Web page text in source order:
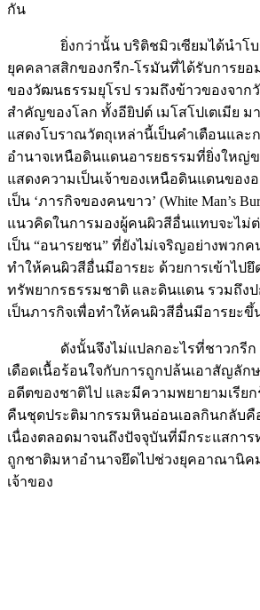
กัน
ยิ่งกว่านั้น บริติชมิวเซียมได้นำโบ
ยุคคลาสสิกของกรีก-โรมันที่ได้รับการยอ
ของวัฒนธรรมยุโรป รวมถึงข้าวของจา
สำคัญของโลก ทั้งอียิปต์ เมโสโปเตเมีย ม
แสดงโบราณวัตถุเหล่านี้เป็นคำเตือนและ
อำนาจเหนือดินแดนอารยธรรมที่ยิ่งใหญ่
แสดงความเป็นเจ้าของเหนือดินแดนของ
เป็น ‘ภารกิจของคนขาว’ (White Man’s
แนวคิดในการมองผู้คนผิวสีอื่นแทบจะไม่
เป็น “อนารยชน” ที่ยังไม่เจริญอย่างพวกค
ทำให้คนผิวสีอื่นมีอารยะ ด้วยการเข้าไปยึ
ทรัพยากรธรรมชาติ และดินแดน รวมถึง
เป็นภารกิจเพื่อทำให้คนผิวสีอื่นมีอารยะขึ้
ดังนั้นจึงไม่แปลกอะไรที่ชาวกรีก (
เดือดเนื้อร้อนใจกับการถูกปล้นเอาสัญลัก
อดีตของชาติไป และมีความพยายามเรีย
คืนชุดประติมากรรมหินอ่อนเอลกินกลับคื
เนื่องตลอดมาจนถึงปัจจุบันที่มีกระแสกา
ถูกชาติมหาอำนาจยึดไปช่วงยุคอาณานิค
เจ้าของ